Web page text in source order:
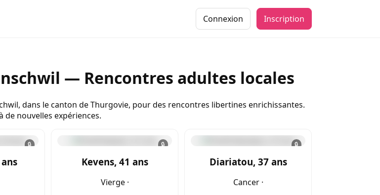
Connexion Inscription
— Rencontres adultes locales
dans le canton de Thurgovie, pour des rencontres libertines enrichissantes.
nouvelles expériences.
🔒 🔒
Kevens, 41 ans
Vierge ·
🔒
Diariatou, 37 ans
Cancer ·